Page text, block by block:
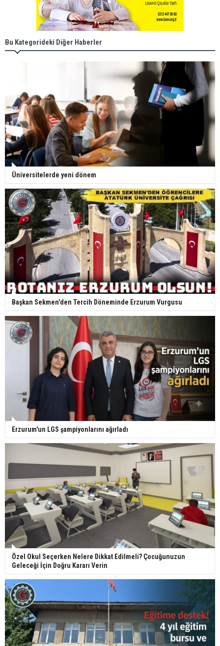
Bu Kategorideki Diğer Haberler
Üniversitelerde yeni dönem
Başkan Sekmen'den Tercih Döneminde Erzurum Vurgusu
Erzurum'un LGS şampiyonlarını ağırladı
Özel Okul Seçerken Nelere Dikkat Edilmeli? Çocuğunuzun
Geleceği İçin Doğru Kararı Verin